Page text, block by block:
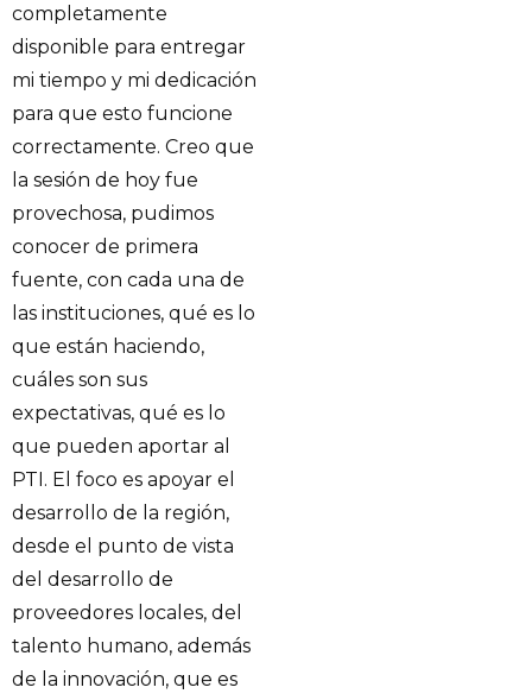
completamente
disponible para entregar
mi tiempo y mi dedicación
para que esto funcione
correctamente. Creo que
la sesión de hoy fue
provechosa, pudimos
conocer de primera
fuente, con cada una de
las instituciones, qué es lo
que están haciendo,
cuáles son sus
expectativas, qué es lo
que pueden aportar al
PTI. El foco es apoyar el
desarrollo de la región,
desde el punto de vista
del desarrollo de
proveedores locales, del
talento humano, además
de la innovación, que es